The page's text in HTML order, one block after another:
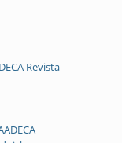
Revista